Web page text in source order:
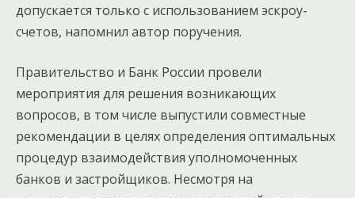
допускается только с использованием эскроу-
счетов, напомнил автор поручения.
Правительство и Банк России провели
мероприятия для решения возникающих
вопросов, в том числе выпустили совместные
рекомендации в целях определения оптимальных
процедур взаимодействия уполномоченных
банков и застройщиков. Несмотря на